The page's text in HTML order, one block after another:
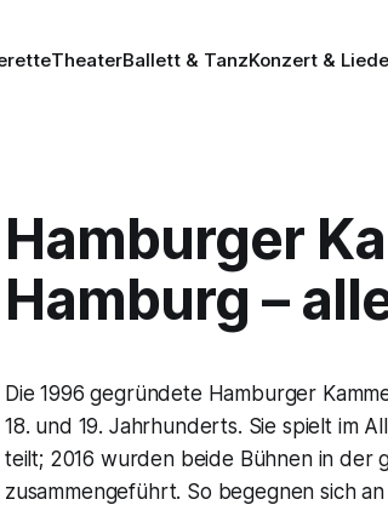
TheaterBallett & TanzKonzert &
Hamburger
Hamburg –
Die 1996 gegründete Hamburger
18. und 19. Jahrhunderts. Sie spielt im
teilt; 2016 wurden beide Bühnen in der
zusammengeführt. So begegnen sich